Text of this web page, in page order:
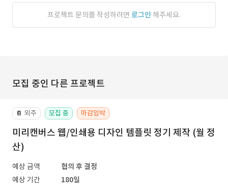
프로젝트 문의를 작성하려면 로그인 해주세요.
모집 중인 다른 프로젝트
📔 외주 모집 중 마감임박
미리캔버스 웹/인쇄용 디자인 템플릿 정기 제작 (월 정
산)
예상 금액
협의 후 결정
예상 기간
180일